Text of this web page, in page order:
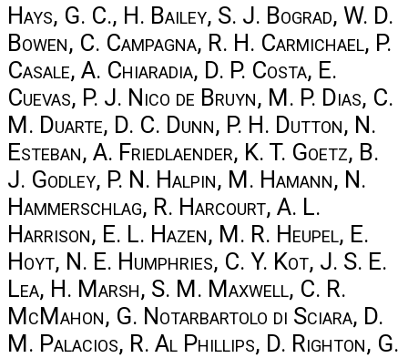
Hays, G. C., H. Bailey, S. J. Bograd, W. D.
Bowen, C. Campagna, R. H. Carmichael, P.
Casale, A. Chiaradia, D. P. Costa, E.
Cuevas, P. J. Nico de Bruyn, M. P. Dias, C.
M. Duarte, D. C. Dunn, P. H. Dutton, N.
Esteban, A. Friedlaender, K. T. Goetz, B.
J. Godley, P. N. Halpin, M. Hamann, N.
Hammerschlag, R. Harcourt, A. L.
Harrison, E. L. Hazen, M. R. Heupel, E.
Hoyt, N. E. Humphries, C. Y. Kot, J. S. E.
Lea, H. Marsh, S. M. Maxwell, C. R.
McMahon, G. Notarbartolo di Sciara, D.
M. Palacios, R. Al Phillips, D. Righton, G.